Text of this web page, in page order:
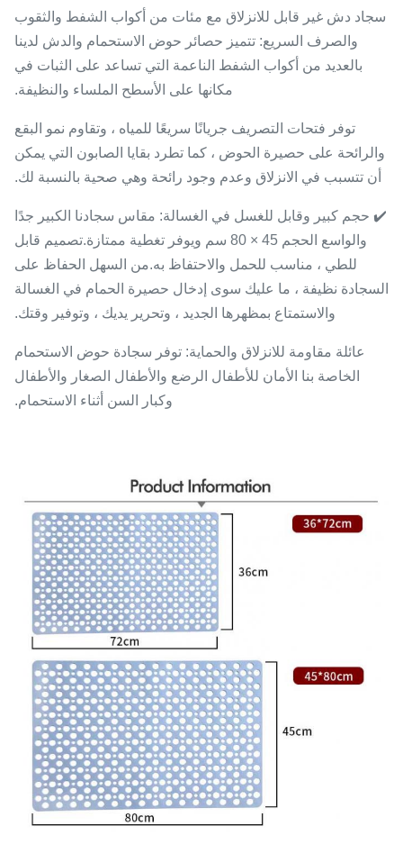
سجاد دش غير قابل للانزلاق مع مئات من أكواب الشفط والثقوب
والصرف السريع: تتميز حصائر حوض الاستحمام والدش لدينا
بالعديد من أكواب الشفط الناعمة التي تساعد على الثبات في
مكانها على الأسطح الملساء والنظيفة.
توفر فتحات التصريف جريانًا سريعًا للمياه ، وتقاوم نمو البقع
والرائحة على حصيرة الحوض ، كما تطرد بقايا الصابون التي يمكن
أن تتسبب في الانزلاق وعدم وجود رائحة وهي صحية بالنسبة لك.
✔️ حجم كبير وقابل للغسل في الغسالة: مقاس سجادنا الكبير جدًا
والواسع الحجم 45 × 80 سم ويوفر تغطية ممتازة.تصميم قابل
للطي ، مناسب للحمل والاحتفاظ به.من السهل الحفاظ على
السجادة نظيفة ، ما عليك سوى إدخال حصيرة الحمام في الغسالة
والاستمتاع بمظهرها الجديد ، وتحرير يديك ، وتوفير وقتك.
عائلة مقاومة للانزلاق والحماية: توفر سجادة حوض الاستحمام
الخاصة بنا الأمان للأطفال الرضع والأطفال الصغار والأطفال
وكبار السن أثناء الاستحمام.